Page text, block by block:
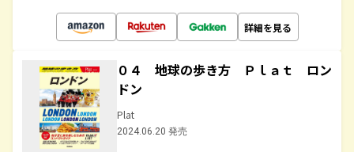
詳細を見る
０４ 地球の歩き方 Ｐｌａｔ ロン
ドン
Plat
2024.06.20 発売